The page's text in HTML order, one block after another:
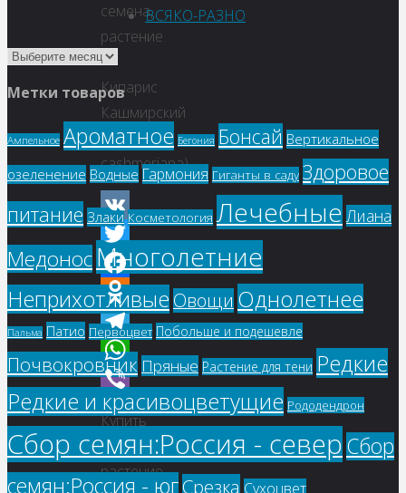
семена,
растение
–
Кипарис
Кашмирский
(Cupressus
cashmeriana)
VK
Twitter
Facebook
Odnoklassniki
Telegram
WhatsApp
Viber
Купить
семена,
растение
ВСЯКО-РАЗНО
Метки товаров
Ампельное Ароматное Бегония Бонсай Вертикальное
озеленение Водные Гармония Гиганты в саду Здоровое
питание Злаки Косметология Лечебные Лиана
МедоносМноголетние
Неприхотливые Овощи Однолетнее
Пальма Патио Первоцвет Побольше и подешевле
Почвокровник Пряные Растение для тени Редкие
Редкие и красивоцветущие Рододендрон
Сбор семян:Россия - северСбор
семян:Россия - югСрезка Сухоцвет